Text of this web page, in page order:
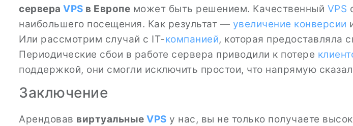
сервера VPS в Европе может быть решением. Качественный VPS
наибольшего посещения. Как результат — увеличение конверсии
Или рассмотрим случай с IT-компанией, которая предоставляла
Периодические сбои в работе сервера приводили к потере
поддержкой, они смогли исключить простои, что напрямую
Заключение
Арендовав виртуальные VPS у нас, вы не только получаете